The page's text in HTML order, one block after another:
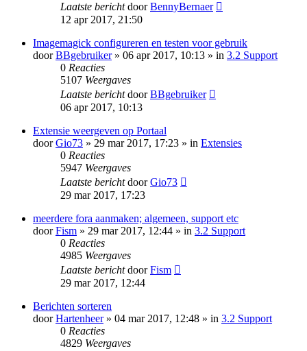
Laatste berichtdoorBennyBernaer
12 apr 2017, 21:50
Imagemagick configureren en testen voor gebruik
doorBBgebruiker» 06 apr 2017, 10:13 » in 3.2 Support
0 Reacties
5107 Weergaves
Laatste berichtdoorBBgebruiker
06 apr 2017, 10:13
Extensie weergeven op Portaal
doorGio73 » 29 mar 2017, 17:23 » in Extensies
0 Reacties
5947 Weergaves
Laatste berichtdoorGio73
29 mar 2017, 17:23
meerdere fora aanmaken; algemeen, support etc
doorFism » 29 mar 2017, 12:44 » in 3.2 Support
0 Reacties
4985 Weergaves
Laatste berichtdoorFism
29 mar 2017, 12:44
Berichten sorteren
doorHartenheer» 04 mar 2017, 12:48 » in 3.2 Support
0 Reacties
4829 Weergaves